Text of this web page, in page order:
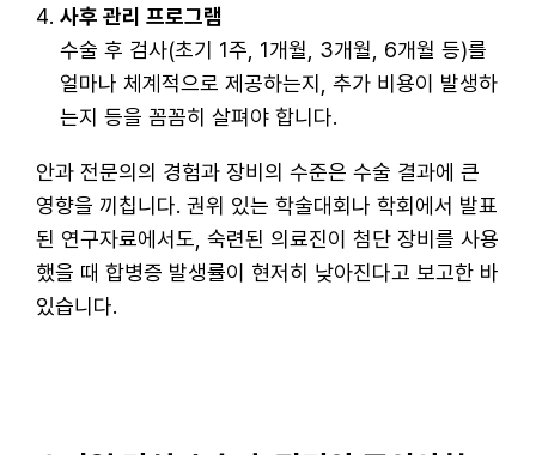
사후 관리 프로그램
수술 후 검사(초기 1주, 1개월, 3개월, 6개월 등)를
얼마나 체계적으로 제공하는지, 추가 비용이 발생하
는지 등을 꼼꼼히 살펴야 합니다.
안과 전문의의 경험과 장비의 수준은 수술 결과에 큰
영향을 끼칩니다. 권위 있는 학술대회나 학회에서 발표
된 연구자료에서도, 숙련된 의료진이 첨단 장비를 사용
했을 때 합병증 발생률이 현저히 낮아진다고 보고한 바
있습니다.